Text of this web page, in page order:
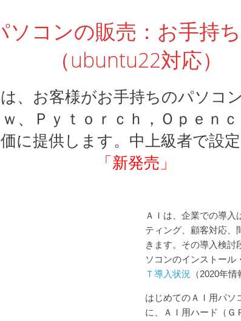
コンの販売：お手持
（ubuntu22対応）
お客様がお手持ちのパソコン
、Ｐｙｔｏｒｃｈ，Ｏｐｅｎ
に提供します。中上級者で設
「新発売」
ＡＩは、企業での導
ティング、顧客対応、
きます。その導入検討
ソコンのインストール
Ｔ導入状況
（2020年情
はじめてのＡＩ用パソ
に、ＡＩ用ハード（Ｇ